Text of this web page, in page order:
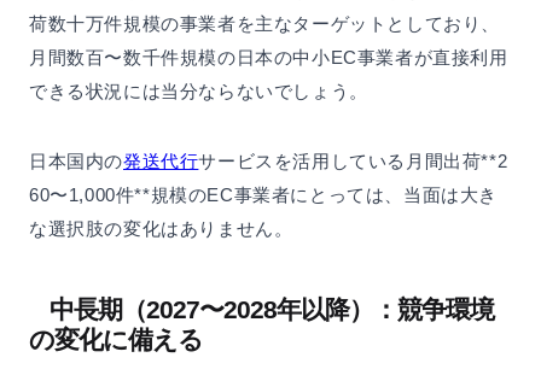
荷数十万件規模の事業者を主なターゲットとしており、
月間数百〜数千件規模の日本の中小EC事業者が直接利用
できる状況には当分ならないでしょう。
日本国内の発送代行サービスを活用している月間出荷**2
60〜1,000件**規模のEC事業者にとっては、当面は大き
な選択肢の変化はありません。
中長期（2027〜2028年以降）：競争環境
の変化に備える